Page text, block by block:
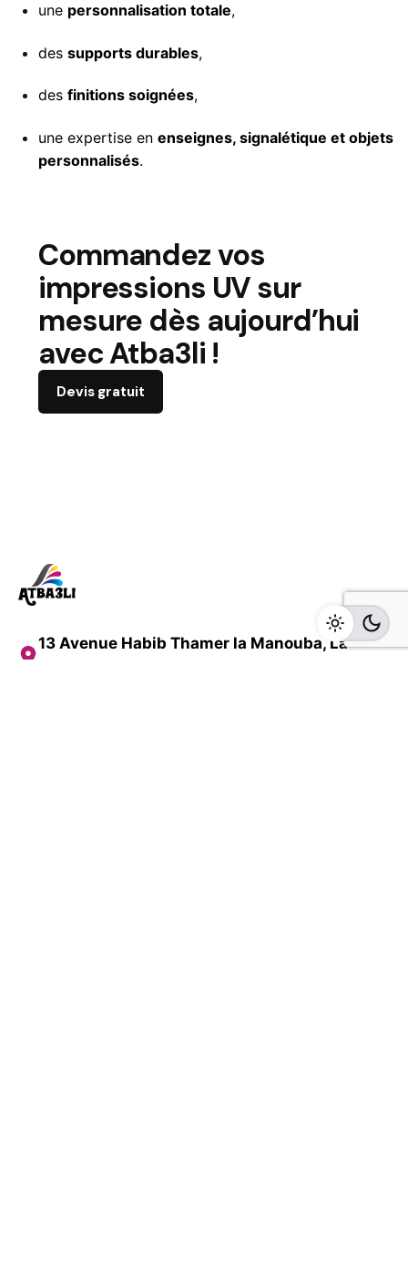
une personnalisation totale,
des supports durables,
des finitions soignées,
une expertise en enseignes, signalétique et objets
personnalisés.
Commandez vos
impressions UV sur
mesure dès aujourd’hui
avec Atba3li !
Devis gratuit
13 Avenue Habib Thamer la Manouba, La